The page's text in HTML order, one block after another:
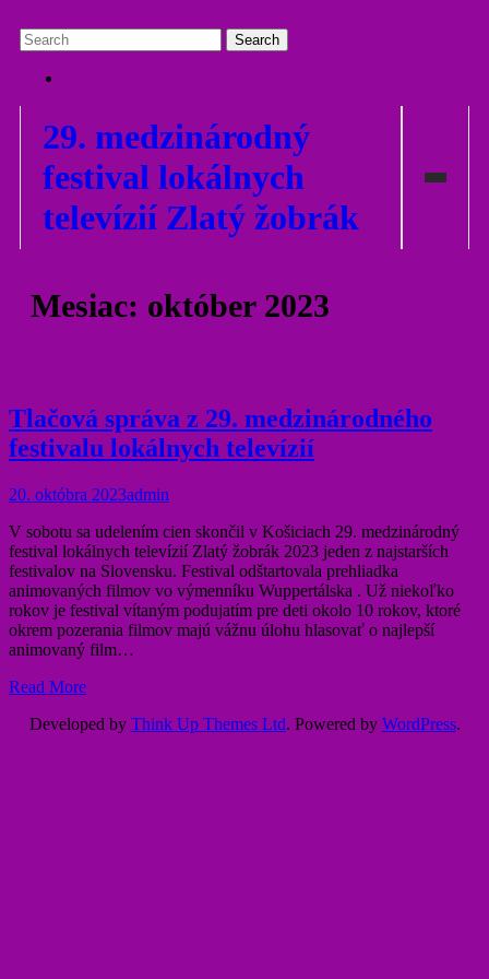
29. medzinárodný
festival lokálnych
televízií Zlatý žobrák
O NÁS
- KONTAKT
- SÚŤAŽNÁ PREHLIADKA ZLATÝ
ŽOBRÁK
- POROTA
- OCENENIA
PROGRAM
Mesiac: október 2023
Tlačová správa z 29. medzinárodného
festivalu lokálnych televízií
20. októbra 2023admin
V sobotu sa udelením cien skončil v Košiciach 29. medzinárodný
festival lokálnych televízií Zlatý žobrák 2023 jeden z najstarších
festivalov na Slovensku. Festival odštartovala prehliadka
animovaných filmov vo výmenníku Wuppertálska . Už niekoľko
rokov je festival vítaným podujatím pre deti okolo 10 rokov, ktoré
okrem pozerania filmov majú vážnu úlohu hlasovať o najlepší
animovaný film…
Read More
Developed by Think Up Themes Ltd. Powered by WordPress.